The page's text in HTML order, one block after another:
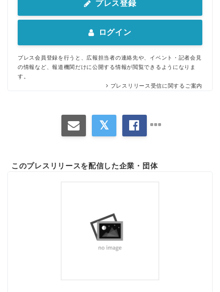
プレス登録
ログイン
プレス会員登録を行うと、広報担当者の連絡先や、イベント・記者会見
の情報など、報道機関だけに公開する情報が閲覧できるようになりま
す。
プレスリリース受信に関するご案内
このプレスリリースを配信した企業・団体